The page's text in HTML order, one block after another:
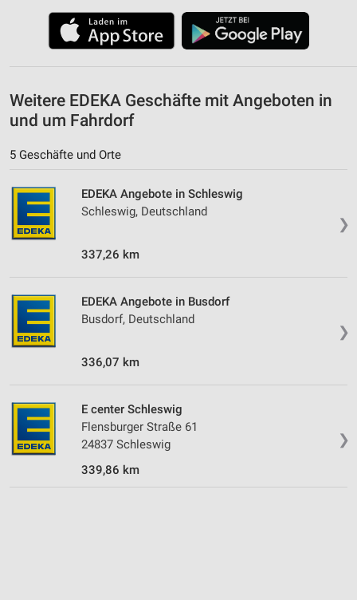
Weitere EDEKA Geschäfte mit Angeboten in
und um Fahrdorf
5 Geschäfte und Orte
❯
EDEKA Angebote in Schleswig
Schleswig, Deutschland
337,26 km
❯
EDEKA Angebote in Busdorf
Busdorf, Deutschland
336,07 km
❯
E center Schleswig
Flensburger Straße 61
24837 Schleswig
339,86 km